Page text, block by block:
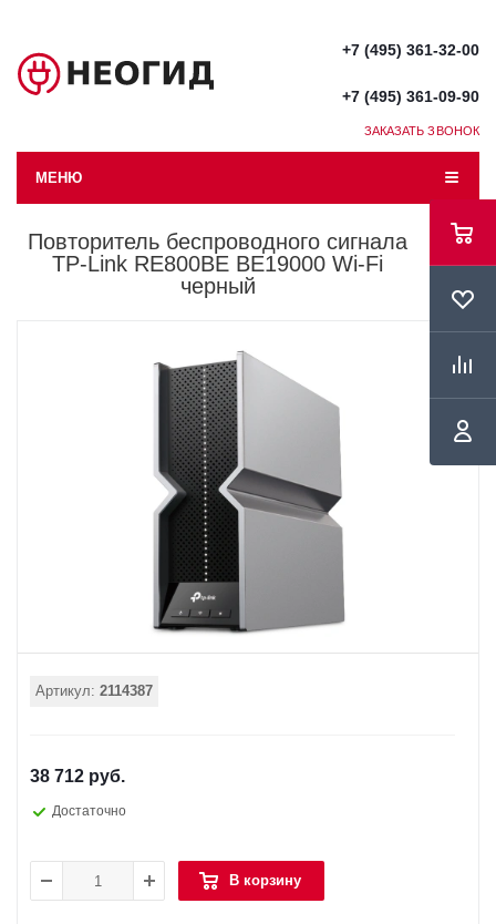
+7 (495) 361-32-00
+7 (495) 361-09-90
ЗАКАЗАТЬ ЗВОНОК
МЕНЮ
Повторитель беспроводного сигнала
TP-Link RE800BE BE19000 Wi-Fi
черный
Артикул: 2114387
38 712 руб.
Достаточно
В корзину